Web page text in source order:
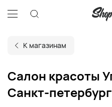
К магазинам
Салон красоты
Санкт-